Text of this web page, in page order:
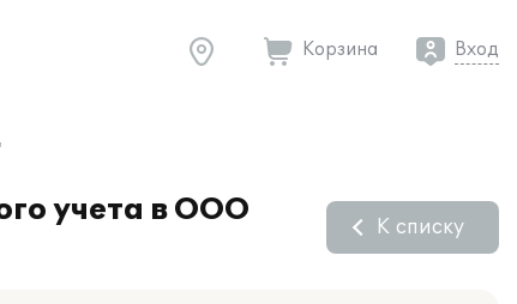
Корзина Вход
учета в ООО
К списку